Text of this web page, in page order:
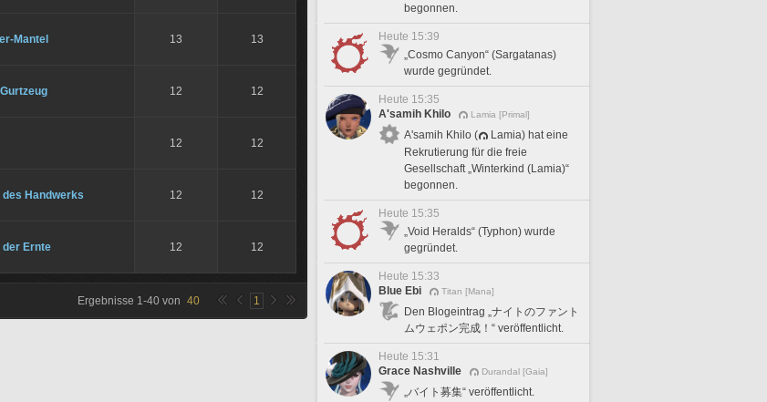
Mantel 13 13
12 12
12 12
des Handwerks 12 12
der Ernte 12 12
Ergebnisse 1-40 von 40 1
begonnen.
Heute 15:39
„Cosmo Canyon“ (Sargatanas)
wurde gegründet.
Heute 15:35
A'samih Khilo
Lamia [Primal]
A'samih Khilo (
Lamia) hat eine
Rekrutierung für die freie
Gesellschaft „Winterkind (Lamia)“
begonnen.
Heute 15:35
„Void Heralds“ (Typhon) wurde
gegründet.
Heute 15:33
Blue Ebi
Titan [Mana]
Den Blogeintrag „ナイトのファント
ムウェポン完成！“ veröffentlicht.
Heute 15:31
Grace Nashville
Durandal [Gaia]
„バイト募集“ veröffentlicht.